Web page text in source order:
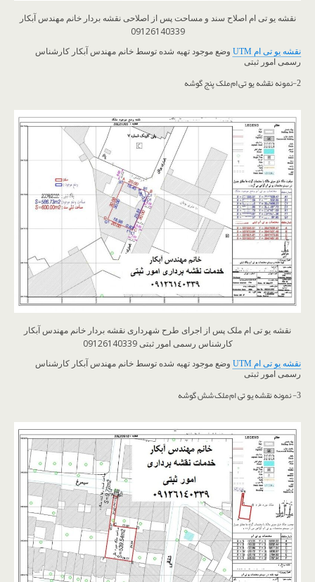
نقشه یو تی ام اصلاح سند و مساحت پس از اصلاحی نقشه بردار خانم مهندس آبکار
09126140339
نقشه یو تی ام UTM
وضع موجود تهیه شده توسط خانم مهندس آبکار کارشناس
رسمی امور ثبتی
2-نمونه نقشه یو تی ام ملک پنج گوشه
نقشه یو تی ام ملک پس از اجرای طرح شهرداری نقشه بردار خانم مهندس آبکار
کارشناس رسمی امور ثبتی 09126140339
نقشه یو تی ام UTM
وضع موجود تهیه شده توسط خانم مهندس آبکار کارشناس
رسمی امور ثبتی
3- نمونه نقشه یو تی ام ملک شش گوشه